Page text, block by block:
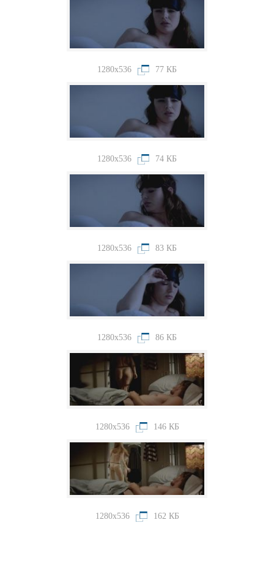
1280x536 77 КБ
1280x536 74 КБ
1280x536 83 КБ
1280x536 86 КБ
1280x536 146 КБ
1280x536 162 КБ